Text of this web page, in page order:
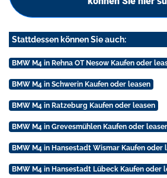
Stattdessen können Sie auch:
BMW M4 in Rehna OT Nesow Kaufen oder
BMW M4 in Schwerin Kaufen oder leasen
BMW M4 in Ratzeburg Kaufen oder leasen
BMW M4 in Grevesmühlen Kaufen oder
BMW M4 in Hansestadt Wismar Kaufen oder
BMW M4 in Hansestadt Lübeck Kaufen oder